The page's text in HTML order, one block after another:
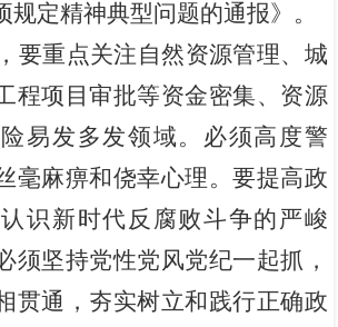
规定精神典型问题的通报》 。
重点关注自然资源管理、城
程项目审批等资金密集、资源
易发多发领域。必须高度警
毫麻痹和侥幸心理。要提高政
识新时代反腐败斗争的严峻
须坚持党性党风党纪一起抓，
贯通，夯实树立和践行正确政